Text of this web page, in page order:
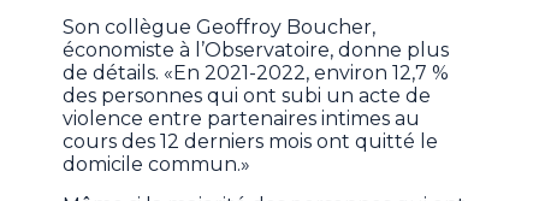
Son collègue Geoffroy Boucher,
économiste à l’Observatoire, donne plus
de détails. «En 2021-2022, environ 12,7 %
des personnes qui ont subi un acte de
violence entre partenaires intimes au
cours des 12 derniers mois ont quitté le
domicile commun.»